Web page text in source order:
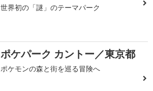
世界初の「謎」のテーマパーク
ポケパーク カントー／東京都
ポケモンの森と街を巡る冒険へ